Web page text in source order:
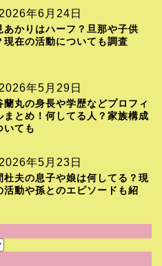
2026年6月24日
あかりはハーフ？旦那や子供
現在の活動についても調査
2026年5月29日
蘭丸の身長や学歴などプロフィ
まとめ！何してる人？家族構成
いても
2026年5月23日
杜夫の息子や娘は何してる？現
活動や孫とのエピソードも紹